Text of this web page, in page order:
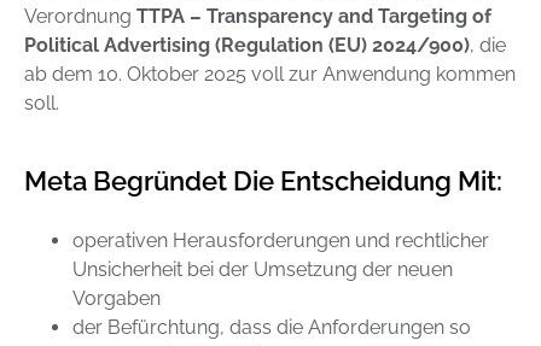
Verordnung TTPA – Transparency and Targeting of
Political Advertising (Regulation (EU) 2024/900), die
ab dem 10. Oktober 2025 voll zur Anwendung kommen
soll.
Meta Begründet Die Entscheidung Mit:
operativen Herausforderungen und rechtlicher
Unsicherheit bei der Umsetzung der neuen
Vorgaben
der Befürchtung, dass die Anforderungen so